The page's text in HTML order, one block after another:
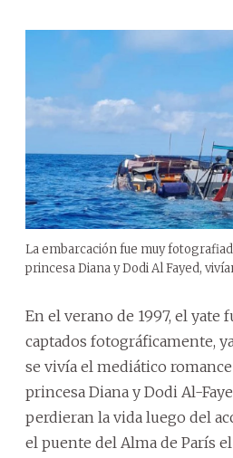
La embarcación fue muy
princesa Diana y Dodi Al Fayed,
En el verano de 1997, el yate
captados fotográficamente,
se vivía el mediático
princesa Diana y Dodi Al-
perdieran la vida luego del
el puente del Alma de París